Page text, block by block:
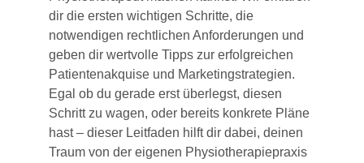
dir die ersten wichtigen Schritte, die
notwendigen rechtlichen Anforderungen und
geben dir wertvolle Tipps zur erfolgreichen
Patientenakquise und Marketingstrategien.
Egal ob du gerade erst überlegst, diesen
Schritt zu wagen, oder bereits konkrete Pläne
hast – dieser Leitfaden hilft dir dabei, deinen
Traum von der eigenen Physiotherapiepraxis